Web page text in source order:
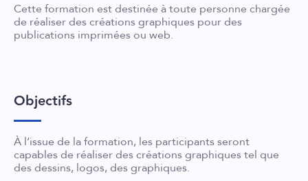
Cette formation est destinée à toute personne chargée
de réaliser des créations graphiques pour des
publications imprimées ou web.
Objectifs
À l’issue de la formation, les participants seront
capables de réaliser des créations graphiques tel que
des dessins, logos, des graphiques.